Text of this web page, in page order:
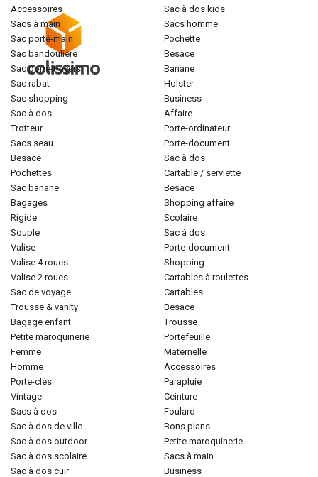
accessoires
sacs à main
sac porté-main
sac bandoulière
sac porté-travers
sac rabat
sac shopping
sac à dos
trotteur
sacs seau
besace
pochettes
sac banane
bagages
rigide
souple
valise
valise 4 roues
valise 2 roues
sac de voyage
trousse & vanity
bagage enfant
petite maroquinerie
femme
homme
porte-clés
vintage
sacs à dos
sac à dos de ville
sac à dos outdoor
sac à dos scolaire
sac à dos cuir
sac à dos kids
sacs homme
pochette
besace
banane
holster
business
affaire
porte-ordinateur
porte-document
sac à dos
cartable / serviette
besace
shopping affaire
scolaire
sac à dos
porte-document
shopping
cartables à roulettes
cartables
besace
trousse
portefeuille
maternelle
accessoires
parapluie
ceinture
foulard
bons plans
petite maroquinerie
sacs à main
business